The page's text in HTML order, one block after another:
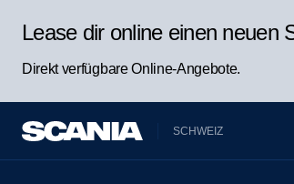
Lease dir online einen neuen
Direkt verfügbare Online-Angebote.
SCHWEIZ